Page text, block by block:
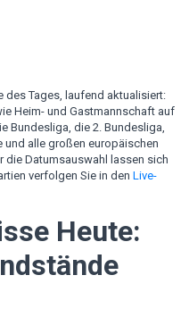
des Tages, laufend aktualisiert:
Heim- und Gastmannschaft auf
Bundesliga, die 2. Bundesliga,
und alle großen europäischen
die Datumsauswahl lassen sich
verfolgen Sie in den Live-
Heute: